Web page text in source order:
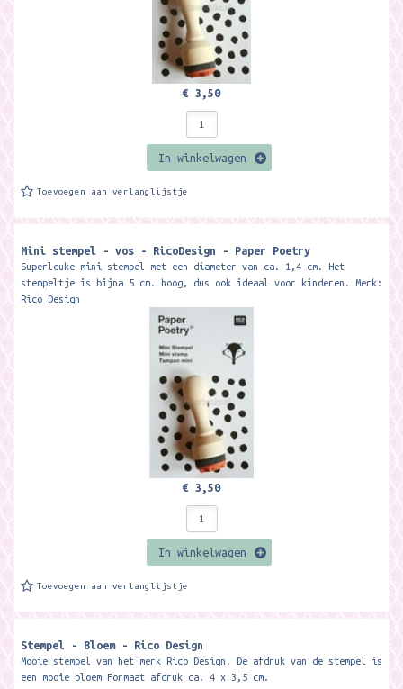
€ 3,50
In winkelwagen
Toevoegen aan verlanglijstje
Mini stempel - vos - RicoDesign - Paper Poetry
Superleuke mini stempel met een diameter van ca. 1,4 cm. Het
stempeltje is bijna 5 cm. hoog, dus ook ideaal voor kinderen. Merk:
Rico Design
€ 3,50
In winkelwagen
Toevoegen aan verlanglijstje
Stempel - Bloem - Rico Design
Mooie stempel van het merk Rico Design. De afdruk van de stempel is
een mooie bloem Formaat afdruk ca. 4 x 3,5 cm.